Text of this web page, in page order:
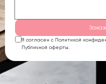
Я согласен с Политикой
Публичной оферты.